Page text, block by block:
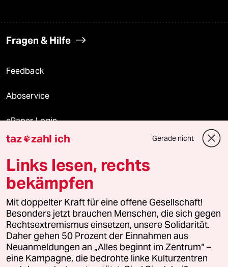
Fragen & Hilfe
Feedback
Aboservice
ePaper Login
Downloads für Abonnierende
© 2026 taz Verlags und Vertriebs GmbH
Alle Rechte vorbehalten. Bei rechtlichen Fragen oder für Genehmigungen
wenden Sie sich bitte an
lizenzen@taz.de
Feedback Redaktionsstatut Kommune-Richtlinien
taz zahl ich Gerade nicht
Links lesen, rechts
bekämpfen
Mit doppelter Kraft für eine offene Gesellschaft!
Besonders jetzt brauchen Menschen, die sich gegen
Rechtsextremismus einsetzen, unsere Solidarität.
Daher gehen 50 Prozent der Einnahmen aus
Neuanmeldungen an „Alles beginnt im Zentrum“ –
eine Kampagne, die bedrohte linke Kulturzentren